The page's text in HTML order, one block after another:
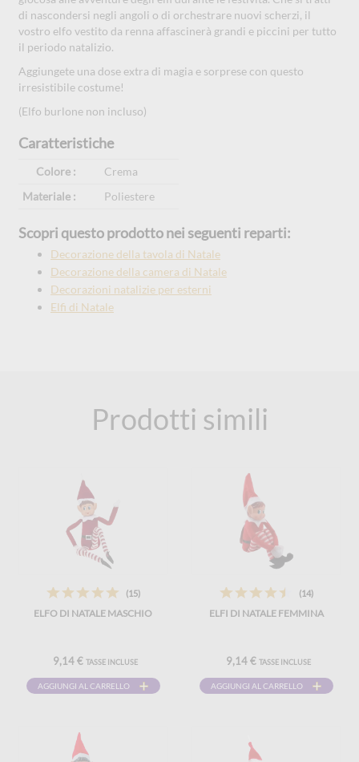
di nascondersi negli angoli o di orchestrare nuovi scherzi, il
vostro elfo vestito da renna affascinerà grandi e piccini per tutto
il periodo natalizio.
Aggiungete una dose extra di magia e sorprese con questo
irresistibile costume!
(Elfo burlone non incluso)
Caratteristiche
Colore :
Crema
Materiale :
Poliestere
Scopri questo prodotto nei seguenti reparti:
Decorazione della tavola di Natale
Decorazione della camera di Natale
Decorazioni natalizie per esterni
Elfi di Natale
Prodotti simili
(15)
ELFO DI NATALE MASCHIO
9,14 € TASSE INCLUSE
AGGIUNGI AL CARRELLO
(14)
ELFI DI NATALE FEMMINA
9,14 € TASSE INCLUSE
AGGIUNGI AL CARRELLO